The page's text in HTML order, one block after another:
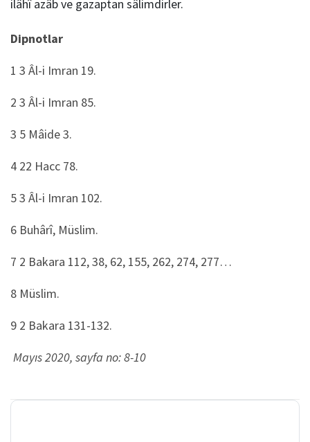
ilâhî azâb ve gazaptan sâlimdirler.
Dipnotlar
1 3 Âl-i Imran 19.
2 3 Âl-i Imran 85.
3 5 Mâide 3.
4 22 Hacc 78.
5 3 Âl-i Imran 102.
6 Buhârî, Müslim.
7 2 Bakara 112, 38, 62, 155, 262, 274, 277…
8 Müslim.
9 2 Bakara 131-132.
Mayıs 2020, sayfa no: 8-10